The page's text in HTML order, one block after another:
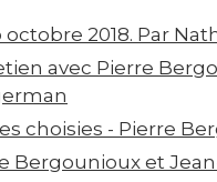
octobre 2018. Par
avec Pierre
choisies - Pierre
Bergounioux et